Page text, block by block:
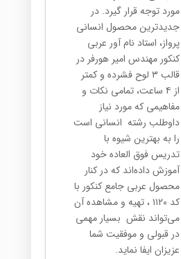
مورد توجه قرار گیرد. در
جدیدترین محصول انسانی
پرواز، استاد نام آور عربی
کنکور مهندس امیر هورفر در
قالب ۳ لوح فشرده و کمتر
از ۴ ساعت، تمامی نکات و
مفاهیمی که مورد نیاز
داوطلب رشته انسانی است
را به بهترین شیوه با
تدریس فوق العاده خود
آموزش داده‌اند که در کنار
محصول عربی جامع کنکور با
کد ۱۱۲۰ ، تهیه و مشاهده آن
می‌تواند نقش بسیار مهمی
در قبولی و موفقیت شما
عزیزان ایفا نماید.